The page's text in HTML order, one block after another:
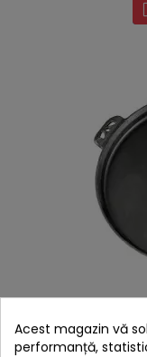
Acest magazin vă
performanță,